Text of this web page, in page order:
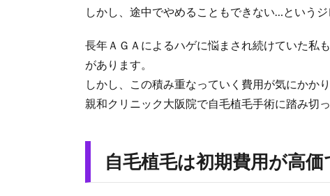
しかし、途中でやめることもできない…という
長年ＡＧＡによるハゲに悩まされ続けていた私
があります。
しかし、この積み重なっていく費用が気にかか
親和クリニック大阪院で自毛植毛手術に踏み切
自毛植毛は初期費用が高